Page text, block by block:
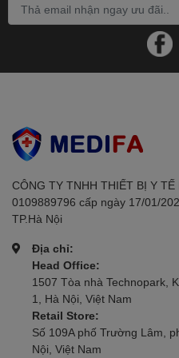
Phương pháp đo: Đo
Dải đo: 0-300 mmHg
Độ chính xác: ±3 mmHg
Kích thước túi hơi: 22-
Cao)
Máy đo huyết áp cơ
dụng quan trọng trong việc
tim mạch:
Đo huyết áp tâm thu và tâm
Theo dõi sức khỏe tim mạch
Hỗ trợ quản lý huyết áp cho
CÔNG TY TNHH THIẾT BỊ Y TẾ MEDIFA
0109889796 cấp ngày 17/01/
TP.Hà Nội
Địa chỉ:
Head Office:
1507 Tòa nhà Technopark,
1, Hà Nội, Việt Nam
Retail Store:
Số 109A phố Trường Lâm,
Nội, Việt Nam